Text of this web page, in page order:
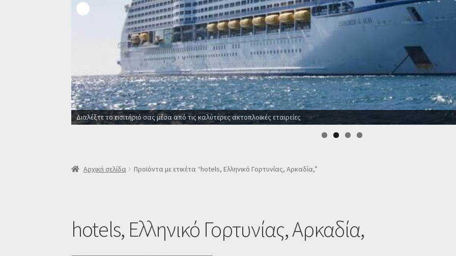
Διαλέξτε το εισιτήριό σας μέσα από τις καλύτερες ακτοπλοϊκές εταιρείες
Αρχική σελίδα Προϊόντα με ετικέτα “hotels, Ελληνικό Γορτυνίας, Αρκαδία,”
hotels, Ελληνικό Γορτυνίας, Αρκαδία,